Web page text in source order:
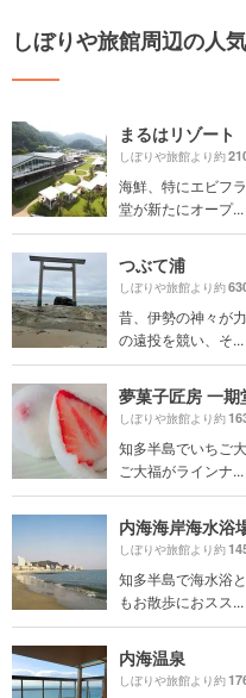
しぼりや旅館周辺の人
まるはリゾート
しぼりや旅館より約
海鮮、特にエビフ
堂が新たにオープ...
つぶて浦
しぼりや旅館より約
昔、伊勢の神々が
の遠投を競い、そ...
夢菓子匠房 一期
しぼりや旅館より約
知多半島でいちご
ご大福がラインナ...
内海海岸海水浴
しぼりや旅館より約
知多半島で海水浴
もお散歩におスス...
内海温泉
しぼりや旅館より約